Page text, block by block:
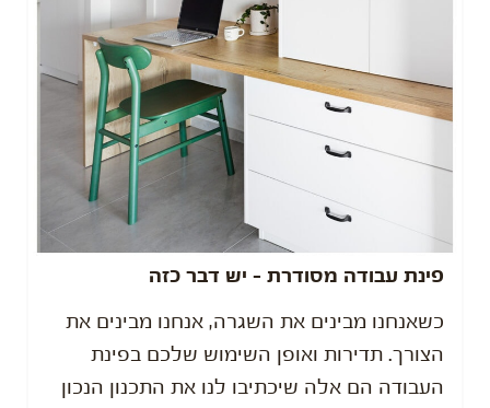
פינת עבודה מסודרת - יש דבר כזה
כשאנחנו מבינים את השגרה, אנחנו מבינים את
הצורך. תדירות ואופן השימוש שלכם בפינת
העבודה הם אלה שיכתיבו לנו את התכנון הנכון